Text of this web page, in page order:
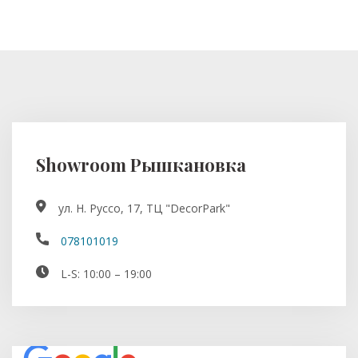
Showroom Рышкановка
ул. Н. Руссо, 17, ТЦ "DecorPark"
078101019
L-S: 10:00 – 19:00